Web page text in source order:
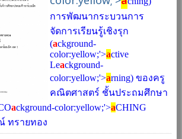
การพัฒนากระบวนการ
จัดการเรียนรู้เชิงรุก
(ackground-
color:yellow;'>active
Leackground-
color:yellow;'>arning) ของครู
คณิตศาสตร์ ชั้นประถมศึกษา
ackground-color:yellow;'>aCHING
ทรายทอง